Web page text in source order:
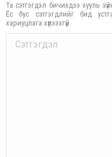
Та сэтгэгдэл бичихдээ хууль
Ёс бус сэтгэгдлийг бид
хариуцлага хүлээхгүй.
Comment